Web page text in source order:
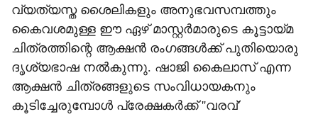
വ്യത്യസ്ത ശൈലികളും അനുഭവസമ്പത്തും
കൈവശമുള്ള ഈ ഏഴ് മാസ്റ്റർമാരുടെ കൂട്ടായ്മ
ചിത്രത്തിന്റെ ആക്ഷൻ രംഗങ്ങൾക്ക് പുതിയൊരു
ദൃശ്യഭാഷ നൽകുന്നു. ഷാജി കൈലാസ് എന്ന
ആക്ഷൻ ചിത്രങ്ങളുടെ സംവിധായകനും
കൂടിച്ചേരുമ്പോൾ പ്രേക്ഷകർക്ക് ''വരവ്'